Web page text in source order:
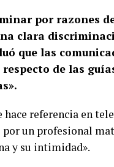
por razones
clara
que las
de las
hace referencia en
un profesional
y su intimidad».